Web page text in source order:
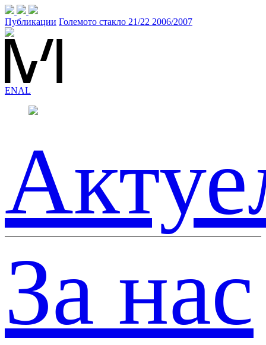
Публикации Големото стакло 21/22 2006/2007
ENAL
За нас